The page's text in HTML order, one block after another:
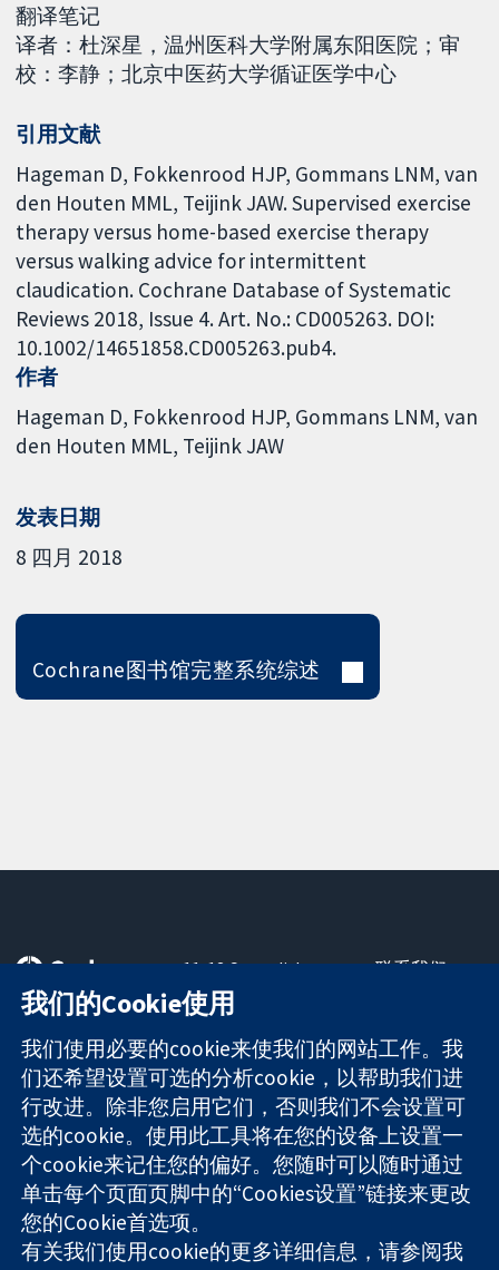
翻译笔记
译者：杜深星，温州医科大学附属东阳医院；审
校：李静；北京中医药大学循证医学中心
引用文献
Hageman D, Fokkenrood HJP, Gommans LNM, van
den Houten MML, Teijink JAW. Supervised exercise
therapy versus home-based exercise therapy
versus walking advice for intermittent
claudication. Cochrane Database of Systematic
Reviews 2018, Issue 4. Art. No.: CD005263. DOI:
10.1002/14651858.CD005263.pub4.
作者
Hageman D Fokkenrood HJP Gommans LNM van
den Houten MML Teijink JAW
发表日期
8 四月 2018
Cochrane图书馆完整系统综述
可信任的证据
知情决定
更完善的医疗健
康
11-13 Cavendish
Square
London
W1G 0AN
United Kingdom
联系我们
关于我们
工作机会
Cochrane
Library
The Cochrane Collaboration is a charity (no. 1045921) and a
company limited by guarantee (no. 03044323) registered in
England & Wales. VAT registration number GB 718 2127 49.
我们的Cookie使用
我们使用必要的cookie来使我们的网站工作。我
们还希望设置可选的分析cookie，以帮助我们进
行改进。除非您启用它们，否则我们不会设置可
选的cookie。使用此工具将在您的设备上设置一
个cookie来记住您的偏好。您随时可以随时通过
单击每个页面页脚中的“Cookies设置”链接来更改
您的Cookie首选项。
有关我们使用cookie的更多详细信息，请参阅我